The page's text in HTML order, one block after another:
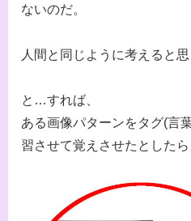
ないのだ。
人間と同じように考えると
と…すれば、
ある画像パターンをタグ(言
習させて覚えさせたとしたら